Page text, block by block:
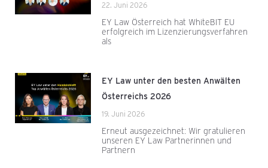
22. Juni 2026
EY Law Österreich hat WhiteBIT EU
erfolgreich im Lizenzierungsverfahren
als
EY Law unter den besten Anwälten
Österreichs 2026
19. Juni 2026
Erneut ausgezeichnet: Wir gratulieren
unseren EY Law Partnerinnen und
Partnern